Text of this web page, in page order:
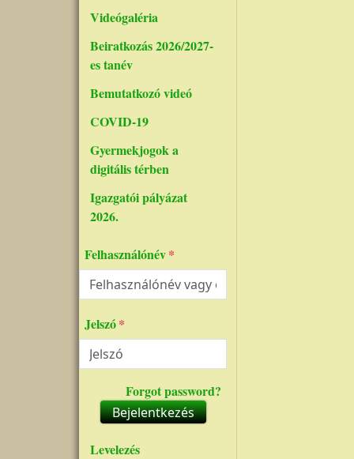
Videógaléria
Beiratkozás 2026/2027-
es tanév
Bemutatkozó videó
COVID-19
Gyermekjogok a
digitális térben
Igazgatói pályázat
2026.
Felhasználónév
Jelszó
Forgot password?
Bejelentkezés
Levelezés